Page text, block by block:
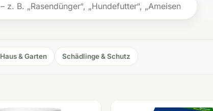
Haus & Garten Schädlinge & Schutz